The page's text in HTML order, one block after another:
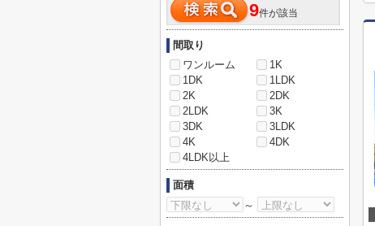
9件が該当
間取り
ワンルーム
1K
1DK
1LDK
2K
2DK
2LDK
3K
3DK
3LDK
4K
4DK
4LDK以上
面積
～